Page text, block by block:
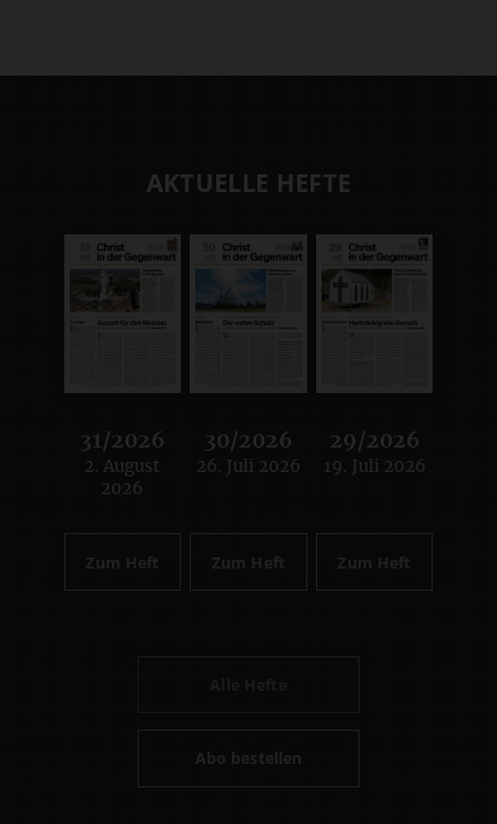
AKTUELLE HEFTE
31/2026
:
2. August
2026
Zum Heft
30/2026
:
26. Juli 2026
Zum Heft
29/2026
:
19. Juli 2026
Zum Heft
Abo bestellen